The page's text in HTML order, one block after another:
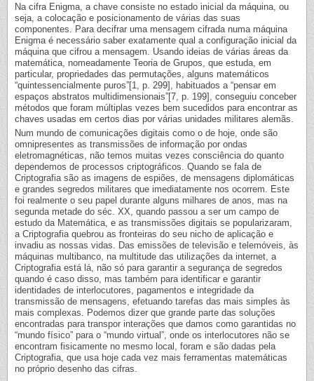
Na cifra Enigma, a chave consiste no estado inicial da máquina, ou
seja, a colocação e posicionamento de várias das suas
componentes. Para decifrar uma mensagem cifrada numa máquina
Enigma é necessário saber exatamente qual a configuração inicial da
máquina que cifrou a mensagem. Usando ideias de várias áreas da
matemática, nomeadamente Teoria de Grupos, que estuda, em
particular, propriedades das permutações, alguns matemáticos
“quintessencialmente puros”[1, p. 299], habituados a “pensar em
espaços abstratos multidimensionais”[7, p. 199], conseguiu conceber
métodos que foram múltiplas vezes bem sucedidos para encontrar as
chaves usadas em certos dias por várias unidades militares alemãs.
Num mundo de comunicações digitais como o de hoje, onde são
omnipresentes as transmissões de informação por ondas
eletromagnéticas, não temos muitas vezes consciência do quanto
dependemos de processos criptográficos. Quando se fala de
Criptografia são as imagens de espiões, de mensagens diplomáticas
e grandes segredos militares que imediatamente nos ocorrem. Este
foi realmente o seu papel durante alguns milhares de anos, mas na
segunda metade do séc. XX, quando passou a ser um campo de
estudo da Matemática, e as transmissões digitais se popularizaram,
a Criptografia quebrou as fronteiras do seu nicho de aplicação e
invadiu as nossas vidas. Das emissões de televisão e telemóveis, às
máquinas multibanco, na multitude das utilizações da internet, a
Criptografia está lá, não só para garantir a segurança de segredos
quando é caso disso, mas também para identificar e garantir
identidades de interlocutores, pagamentos e integridade da
transmissão de mensagens, efetuando tarefas das mais simples às
mais complexas. Podemos dizer que grande parte das soluções
encontradas para transpor interações que damos como garantidas no
“mundo físico” para o “mundo virtual”, onde os interlocutores não se
encontram fisicamente no mesmo local, foram e são dadas pela
Criptografia, que usa hoje cada vez mais ferramentas matemáticas
no próprio desenho das cifras.